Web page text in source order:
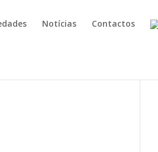
Notícias Contactos